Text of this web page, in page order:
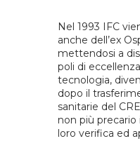
Nel 1993 IFC
anche dell’ex
mettendosi a
poli di
tecnologia,
dopo il
sanitarie del
non più
loro verifica ed